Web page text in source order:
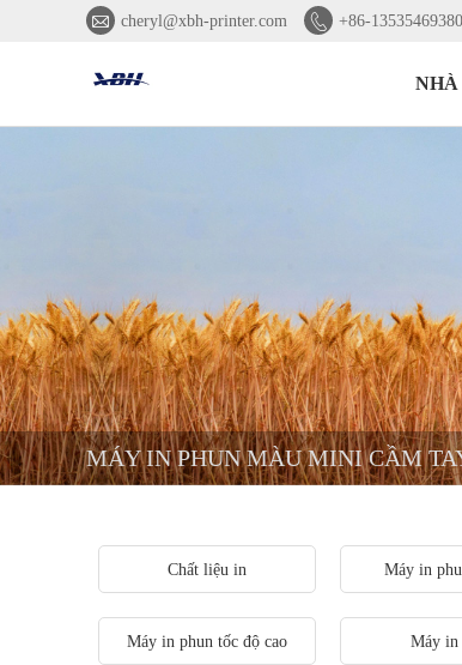
 cheryl@xbh-printer.com  +86-13535469380
NHÀ
MÁY IN PHUN MÀU MINI CẦM
Chất liệu in Máy in
Máy in phun tốc độ cao Máy in